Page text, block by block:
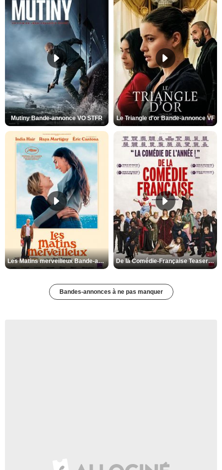
Mutiny Bande-annonce VO STFR Le Triangle d'or Bande-annonce VF
Les Matins merveilleux Bande-annonce VF De la Comédie-Française Teaser VF
Bandes-annonces à ne pas manquer